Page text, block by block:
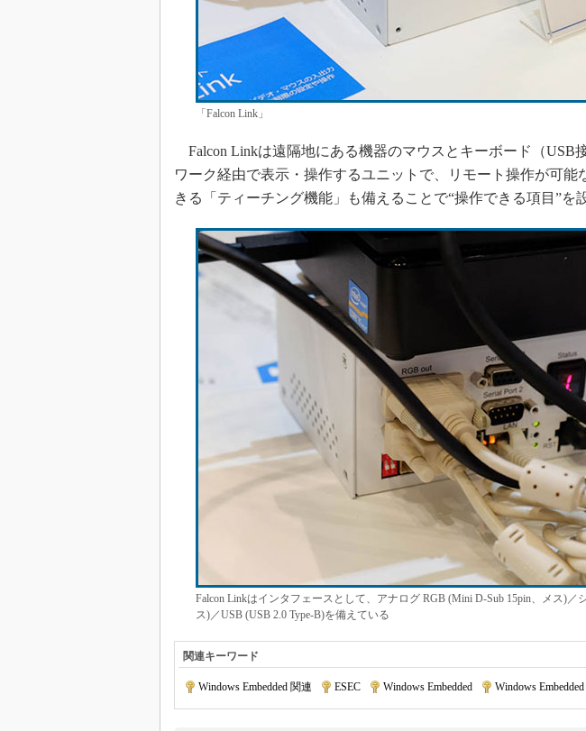
「Falcon Link」
Falcon Linkは遠隔地にある機器のマウスとキーボード（USB
ワーク経由で表示・操作するユニットで、リモート操作が可能
きる「ティーチング機能」も備えることで“操作できる項目”を
Falcon Linkはインタフェースとして、アナログ RGB (Mini D-Sub 15pin、メス)／
ス)／USB (USB 2.0 Type-B)を備えている
関連キーワード
Windows Embedded 関連 ESEC Windows Embedded Windows